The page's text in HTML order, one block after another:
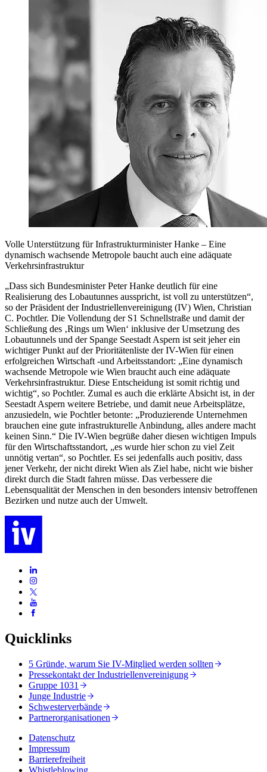
Volle Unterstützung für Infrastrukturminister Hanke – Eine
dynamisch wachsende Metropole baucht auch eine adäquate
Verkehrsinfrastruktur
„Dass sich Bundesminister Peter Hanke deutlich für eine
Realisierung des Lobautunnes ausspricht, ist voll zu unterstützen“,
so der Präsident der Industriellenvereinigung (IV) Wien, Christian
C. Pochtler. Die Vollendung der S1 Schnellstraße und damit der
Schließung des ‚Rings um Wien‘ inklusive der Umsetzung des
Lobautunnels und der Spange Seestadt Aspern ist seit jeher ein
wichtiger Punkt auf der Prioritätenliste der IV-Wien für einen
erfolgreichen Wirtschaft -und Arbeitsstandort: „Eine dynamisch
wachsende Metropole wie Wien braucht auch eine adäquate
Verkehrsinfrastruktur. Diese Entscheidung ist somit richtig und
wichtig“, so Pochtler. Zumal es auch die erklärte Absicht ist, in der
Seestadt Aspern weitere Betriebe, und damit neue Arbeitsplätze,
anzusiedeln, wie Pochtler betonte: „Produzierende Unternehmen
brauchen eine gute infrastrukturelle Anbindung, alles andere macht
keinen Sinn.“ Die IV-Wien begrüße daher diesen wichtigen Impuls
für den Wirtschaftsstandort, „es wurde hier schon zu viel Zeit
unnötig vertan“, so Pochtler. Es sei jedenfalls auch positiv, dass
jener Verkehr, der nicht direkt Wien als Ziel habe, nicht wie bisher
direkt durch die Stadt fahren müsse. Das verbessere die
Lebensqualität der Menschen in den besonders intensiv betroffenen
Bezirken und nutze auch der Umwelt.
Quicklinks
5 Gründe, warum Sie IV-Mitglied werden sollten
Pressekontakt der Industriellenvereinigung
Gruppe 1031
Junge Industrie
Schwesterverbände
Partnerorganisationen
Datenschutz
Impressum
Barrierefreiheit
Whistleblowing